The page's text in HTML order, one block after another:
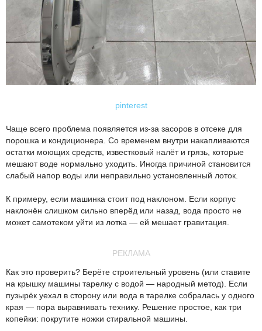
pinterest
Чаще всего проблема появляется из-за засоров в отсеке для
порошка и кондиционера. Со временем внутри накапливаются
остатки моющих средств, известковый налёт и грязь, которые
мешают воде нормально уходить. Иногда причиной становится
слабый напор воды или неправильно установленный лоток.
К примеру, если машинка стоит под наклоном. Если корпус
наклонён слишком сильно вперёд или назад, вода просто не
может самотеком уйти из лотка — ей мешает гравитация.
РЕКЛАМА
Как это проверить? Берёте строительный уровень (или ставите
на крышку машины тарелку с водой — народный метод). Если
пузырёк уехал в сторону или вода в тарелке собралась у одного
края — пора выравнивать технику. Решение простое, как три
копейки: покрутите ножки стиральной машины.